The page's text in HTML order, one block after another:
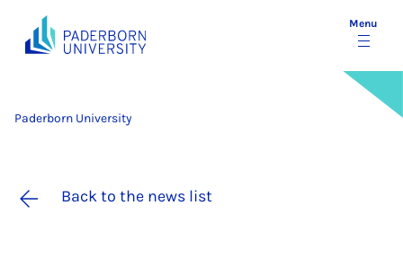
Menu
Paderborn University
Back to the news list